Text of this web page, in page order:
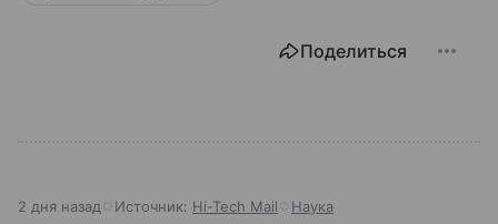
Поделиться
2 дня назад Источник: Hi-Tech Mail Наука